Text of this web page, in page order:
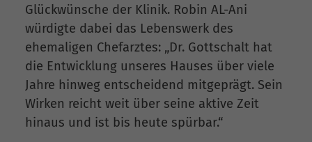
Glückwünsche der Klinik. Robin AL-Ani
würdigte dabei das Lebenswerk des
ehemaligen Chefarztes: „Dr. Gottschalt hat
die Entwicklung unseres Hauses über viele
Jahre hinweg entscheidend mitgeprägt. Sein
Wirken reicht weit über seine aktive Zeit
hinaus und ist bis heute spürbar.“